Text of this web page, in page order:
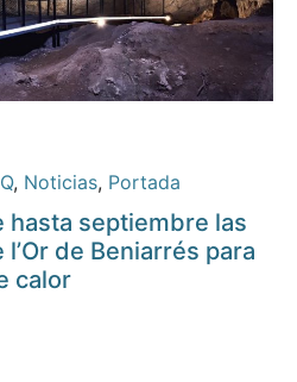
, Noticias, Portada
hasta septiembre las
de Beniarrés para
calor